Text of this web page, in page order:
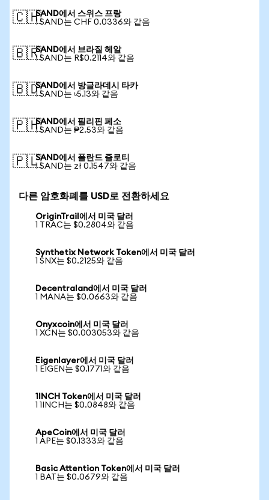
🇨🇭SAND에서 스위스 프랑
1 SAND는 CHF 0.0336와 같음
🇧🇷SAND에서 브라질 헤알
1 SAND는 R$0.2114와 같음
🇧🇩SAND에서 방글라데시 타카
1 SAND는 ৳5.13와 같음
🇵🇭SAND에서 필리핀 페소
1 SAND는 ₱2.53와 같음
🇵🇱SAND에서 폴란드 즐로티
1 SAND는 zł 0.1547와 같음
다른 암호화폐를 USD로 전환하세요
OriginTrail에서 미국 달러
1 TRAC는 $0.2804와 같음
Synthetix Network Token에서 미국 달러
1 SNX는 $0.2125와 같음
Decentraland에서 미국 달러
1 MANA는 $0.0663와 같음
Onyxcoin에서 미국 달러
1 XCN는 $0.003053와 같음
Eigenlayer에서 미국 달러
1 EIGEN는 $0.1771와 같음
1INCH Token에서 미국 달러
1 1INCH는 $0.0848와 같음
ApeCoin에서 미국 달러
1 APE는 $0.1333와 같음
Basic Attention Token에서 미국 달러
1 BAT는 $0.0679와 같음